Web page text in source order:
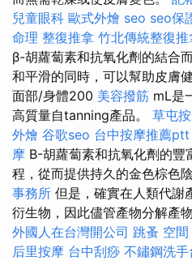
兒童眼科 歐式外燴 seo seo保
命理 整復推拿 竹北傳統整復推
β-胡蘿蔔素和抗氧化劑的結合
和平滑的同時，可以幫助皮膚
面部/身體200 美容撥筋 mL是
高質量自tanning產品。 草屯
外燴 谷歌seo 台中按摩推薦ptt
摩 Β-胡蘿蔔素和抗氧化劑的豐
程，從而提供持久的金色棕色
事務所 但是，確實在人類代謝
衍生物，因此儘管產物分解產
外國人在台灣開公司 跳蚤 空間
后里按摩 台中刮痧 不鏽鋼洗手